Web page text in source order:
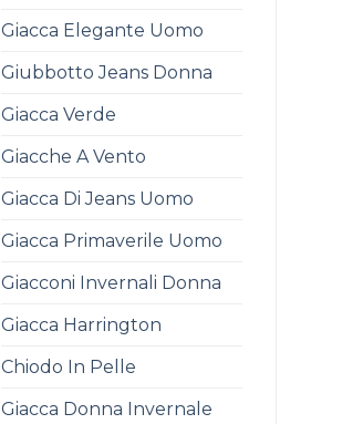
Giacca Elegante Uomo
Giubbotto Jeans Donna
Giacca Verde
Giacche A Vento
Giacca Di Jeans Uomo
Giacca Primaverile Uomo
Giacconi Invernali Donna
Giacca Harrington
Chiodo In Pelle
Giacca Donna Invernale